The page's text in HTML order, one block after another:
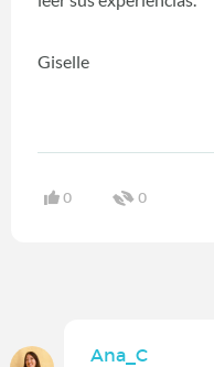
Giselle
0 0
Ana_C